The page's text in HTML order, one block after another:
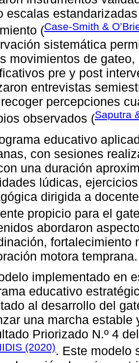
escalas
(Case-Smith &
sistemática
movimientos de
pre y post
entrevistas
percepciones
observados (Saputra
educativo
con sesiones
una duración
lúdicas,
dirigida a
propicio para el
abordaron
fortalecimiento
motora temprana.
implementado en
educativo
al desarrollo del
una marcha
Priorizado N.º 4
(2020). Este modelo